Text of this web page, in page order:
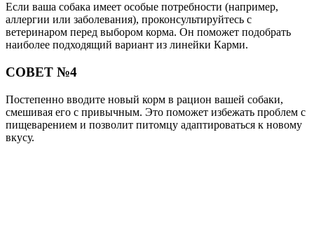
Если ваша собака имеет особые потребности (например,
аллергии или заболевания), проконсультируйтесь с
ветеринаром перед выбором корма. Он поможет подобрать
наиболее подходящий вариант из линейки Карми.
СОВЕТ №4
Постепенно вводите новый корм в рацион вашей собаки,
смешивая его с привычным. Это поможет избежать проблем с
пищеварением и позволит питомцу адаптироваться к новому
вкусу.